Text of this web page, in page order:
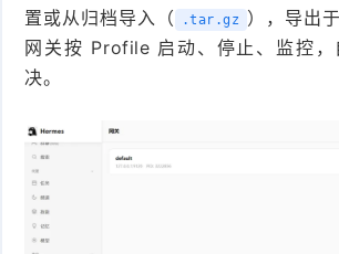
置或从归档导入（
.tar.gz
），导出
网关按 Profile 启动、停止、监控，
决。